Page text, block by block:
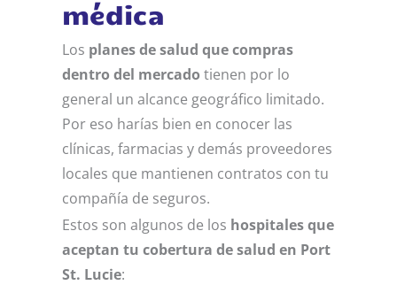
médica
Los planes de salud que compras
dentro del mercado tienen por lo
general un alcance geográfico limitado.
Por eso harías bien en conocer las
clínicas, farmacias y demás proveedores
locales que mantienen contratos con tu
compañía de seguros.
Estos son algunos de los hospitales que
aceptan tu cobertura de salud en Port
St. Lucie: